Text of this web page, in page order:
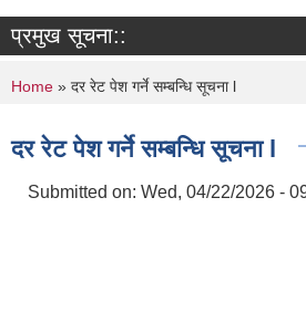
प्रमुख सूचना::
You are here
Home » दर रेट पेश गर्ने सम्बन्धि सूचना l
दर रेट पेश गर्ने सम्बन्धि सूचना l
Submitted on: Wed, 04/22/2026 -